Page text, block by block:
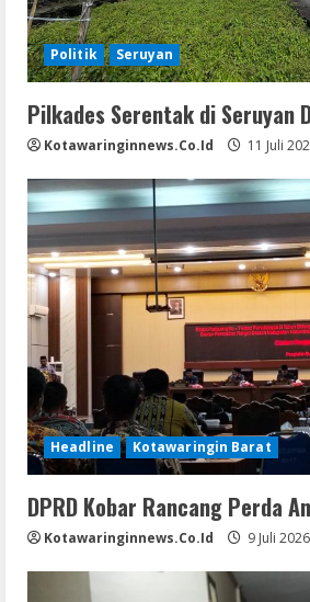
Politik Seruyan
Pilkades Serentak di Seruyan
Kotawaringinnews.co.id 11 Juli
Headline Kotawaringin Barat
DPRD Kobar Rancang Perda
Kotawaringinnews.co.id 9 Juli 2026